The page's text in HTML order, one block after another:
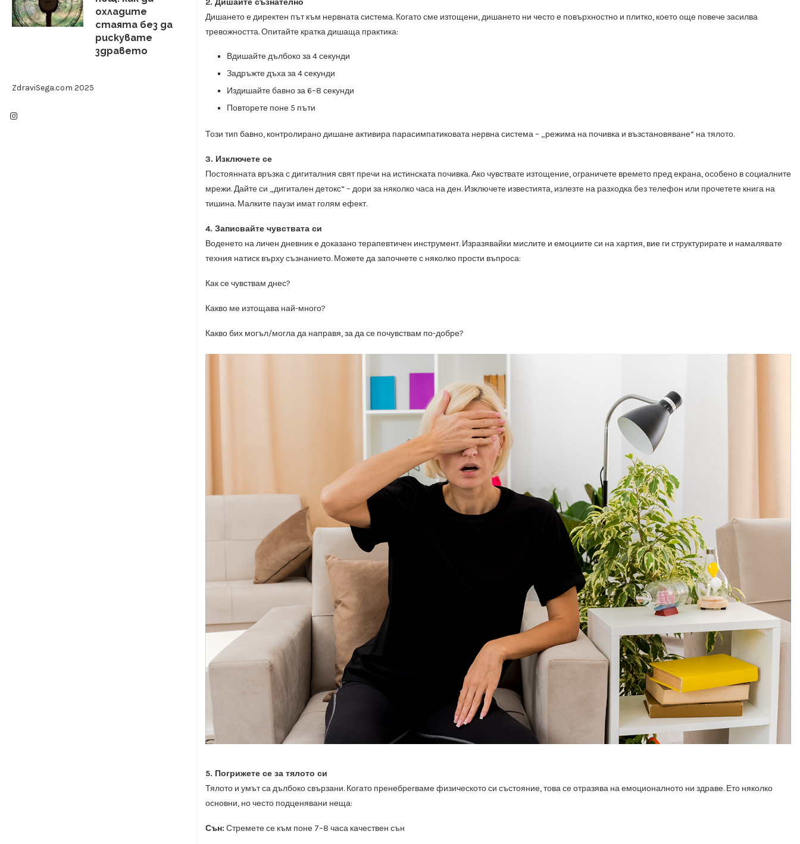
охладите
стаята без да
рискувате
здравето
ZdraviSega.com 2025
2. Дишайте съзнателно
Дишането е директен път към нервната система. Когато сме изтощени, дишането ни често е повърхностно и плитко, което още повече засилва
тревожността. Опитайте кратка дишаща практика:
Вдишайте дълбоко за 4 секунди
Задръжте дъха за 4 секунди
Издишайте бавно за 6–8 секунди
Повторете поне 5 пъти
Този тип бавно, контролирано дишане активира парасимпатиковата нервна система – „режима на почивка и възстановяване“ на тялото.
3. Изключете се
Постоянната връзка с дигиталния свят пречи на истинската почивка. Ако чувствате изтощение, ограничете времето пред екрана, особено в социалните
мрежи. Дайте си „дигитален детокс“ – дори за няколко часа на ден. Изключете известията, излезте на разходка без телефон или прочетете книга на
тишина. Малките паузи имат голям ефект.
4. Записвайте чувствата си
Воденето на личен дневник е доказано терапевтичен инструмент. Изразявайки мислите и емоциите си на хартия, вие ги структурирате и намалявате
техния натиск върху съзнанието. Можете да започнете с няколко прости въпроса:
Как се чувствам днес?
Какво ме изтощава най-много?
Какво бих могъл/могла да направя, за да се почувствам по-добре?
5. Погрижете се за тялото си
Тялото и умът са дълбоко свързани. Когато пренебрегваме физическото си състояние, това се отразява на емоционалното ни здраве. Ето няколко
основни, но често подценявани неща:
Сън: Стремете се към поне 7–8 часа качествен сън